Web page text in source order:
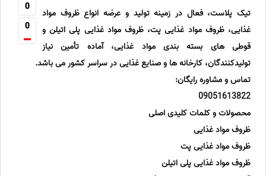
0
0
تیک پلاست، فعال در زمینه تولید و عرضه انواع ظروف مواد
غذایی، ظروف مواد غذایی پت، ظروف مواد غذایی پلی اتیلن و
قوطی های بسته بندی مواد غذایی، آماده تأمین نیاز
تولیدکنندگان، کارخانه ها و صنایع غذایی در سراسر کشور می باشد.
تماس و مشاوره رایگان:
09051613822
محصولات و کلمات کلیدی اصلی
ظروف مواد غذایی
ظروف مواد غذایی پت
ظروف مواد غذایی پلی اتیلن